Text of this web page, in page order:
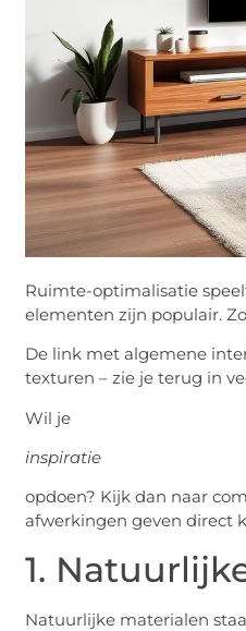
Ruimte-optimalisatie
elementen zijn populair.
De link met algemene
texturen – zie je terug in
Wil je
inspiratie
opdoen? Kijk dan naar
afwerkingen geven direct
1.
Natuurlijke materialen